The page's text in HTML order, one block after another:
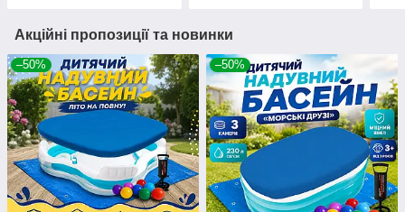
Акційні пропозиції та новинки
–50% –50%